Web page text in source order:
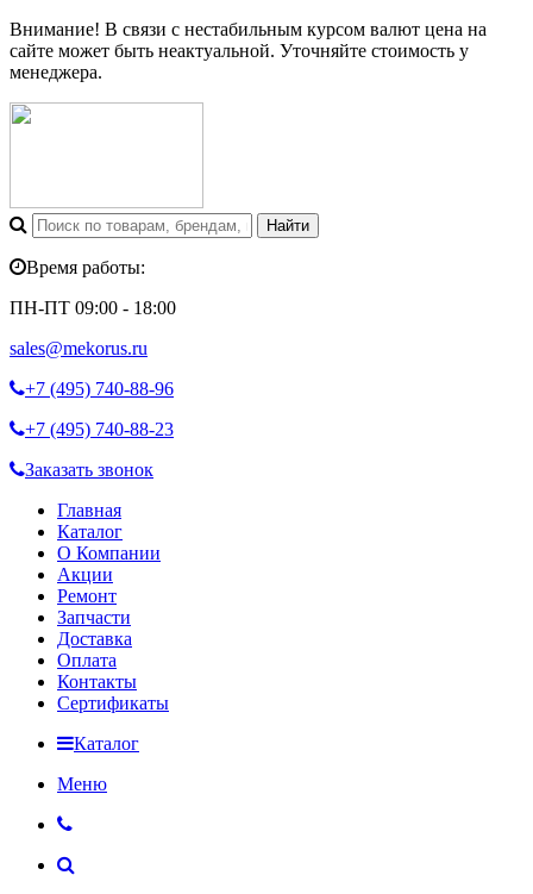
Внимание! В связи с нестабильным курсом валют цена на
сайте может быть неактуальной. Уточняйте стоимость у
менеджера.
Время работы:
ПН-ПТ 09:00 - 18:00
sales@mekorus.ru
+7 (495) 740-88-96
+7 (495) 740-88-23
Заказать звонок
Главная
Каталог
О Компании
Акции
Ремонт
Запчасти
Доставка
Оплата
Контакты
Сертификаты
Каталог
Меню